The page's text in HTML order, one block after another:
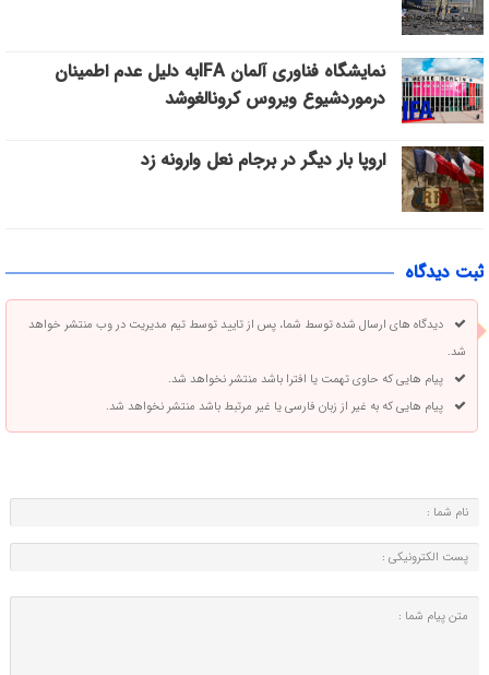
نمایشگاه فناوری آلمان IFAبه دلیل عدم اطمینان
درموردشیوع ویروس کرونالغوشد
اروپا بار دیگر در برجام نعل وارونه زد
ثبت دیدگاه
دیدگاه های ارسال شده توسط شما، پس از تایید توسط تیم مدیریت در وب منتشر خواهد
شد.
پیام هایی که حاوی تهمت یا افترا باشد منتشر نخواهد شد.
پیام هایی که به غیر از زبان فارسی یا غیر مرتبط باشد منتشر نخواهد شد.